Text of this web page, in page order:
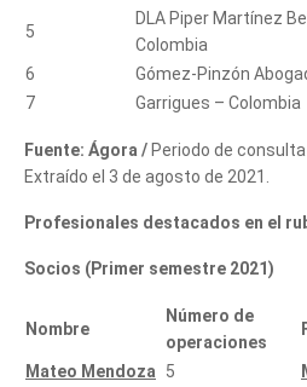
5
DLA Piper Martínez
Colombia
6 Gómez-Pinzón
7
Garrigues – Colombia
Fuente: Ágora / Periodo de
Extraído el 3 de agosto de 2021.
Profesionales destacados en el
Socios (Primer semestre 2021)
Nombre
Número de
operaciones
Mateo Mendoza 5